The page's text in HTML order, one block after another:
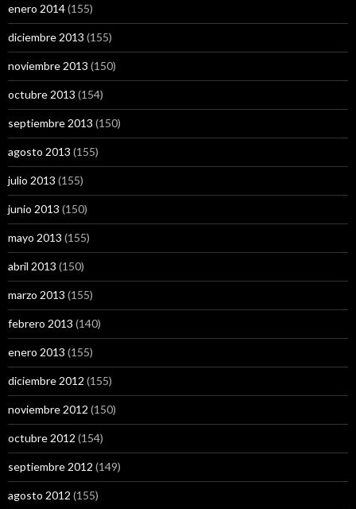
enero 2014(155)
diciembre 2013 (155)
noviembre 2013 (150)
octubre 2013 (154)
septiembre 2013 (150)
agosto 2013 (155)
julio 2013 (155)
junio 2013 (150)
mayo 2013 (155)
abril 2013 (150)
marzo 2013 (155)
febrero 2013 (140)
enero 2013 (155)
diciembre 2012 (155)
noviembre 2012 (150)
octubre 2012 (154)
septiembre 2012 (149)
agosto 2012 (155)